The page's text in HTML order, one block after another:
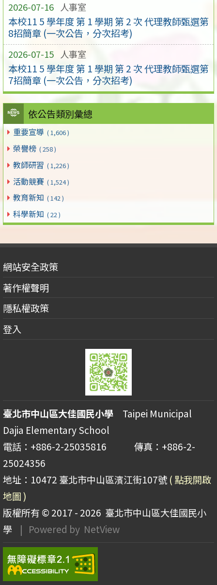
2026-07-16 人事室
本校11 5 學年度 第 1 學期 第 2 次 代理教師甄選第
8招簡章 (一次公告，分次招考)
2026-07-15 人事室
本校11 5 學年度 第 1 學期 第 2 次 代理教師甄選第
7招簡章 (一次公告，分次招考)
依公告類別彙總
重要宣導 ( 1,606 )
榮譽榜 ( 258 )
教師研習 ( 1,226 )
活動競賽 ( 1,524 )
教育新知 ( 142 )
科學新知 ( 22 )
網站安全政策
著作權聲明
隱私權政策
登入
臺北市中山區大佳國民小學 Taipei Municipal
Dajia Elementary School
電話：+886-2-25035816 傳真：+886-2-
25024356
地址：10472 臺北市中山區濱江街107號 ( 點我開啟
地圖 )
版權所有 © 2017 - 2026 臺北市中山區大佳國民小
學
| Powered by NetView